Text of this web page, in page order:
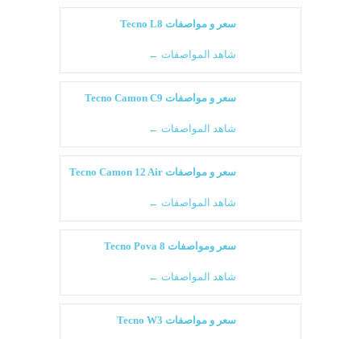
سعر و مواصفات Tecno L8
شاهد المواصفات ←
سعر و مواصفات Tecno Camon C9
شاهد المواصفات ←
سعر و مواصفات Tecno Camon 12 Air
شاهد المواصفات ←
سعر ومواصفات Tecno Pova 8
شاهد المواصفات ←
سعر و مواصفات Tecno W3